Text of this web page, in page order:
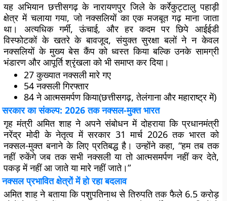
यह अभियान छत्तीसगढ़ केनारायणपुर जिले के कर्रेकुट्टालु पहाड़ी
क्षेत्र में चलाया गया, जो नक्सलियों का एक मजबूत गढ़ माना जाता
था। अत्यधिक गर्मी, ऊंचाई, और हर कदम पर छिपे आईईडी
विस्फोटकों के खतरे के बावजूद, संयुक्त सुरक्षा बलों ने न केवल
नक्सलियों केमुख्य बेस कैंपको ध्वस्त किया बल्कि उनकेसामग्री
भंडारण और आपूर्ति श्रृंखलाको भी समाप्त कर दिया।
27 कुख्यात नक्सली मारे गए
54 नक्सली गिरफ्तार
84 ने आत्मसमर्पण किया(छत्तीसगढ़, तेलंगाना और महाराष्ट्र में)
सरकार का संकल्प: 2026 तक नक्सल-मुक्त भारत
गृह मंत्री अमित शाह ने अपने संबोधन में दोहराया कि प्रधानमंत्री
नरेंद्र मोदी के नेतृत्व में सरकार 31 मार्च 2026 तक भारत को
नक्सल-मुक्तबनाने के लिए प्रतिबद्ध है। उन्होंने कहा, “हम तब तक
नहीं रुकेंगे जब तक सभी नक्सली या तो आत्मसमर्पण नहीं कर देते,
पकड़ में नहीं आ जाते या मारे नहीं जाते।”
नक्सल प्रभावित क्षेत्रों में हो रहा बदलाव
अमित शाह ने बताया किपशुपतिनाथ से तिरुपतितक फैले 6.5 करोड़